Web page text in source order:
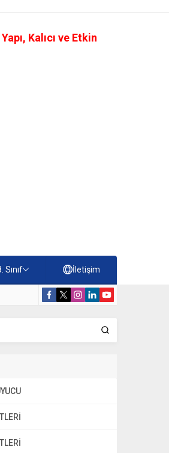
Kalıcı ve Etkin
Sınıf İletişim